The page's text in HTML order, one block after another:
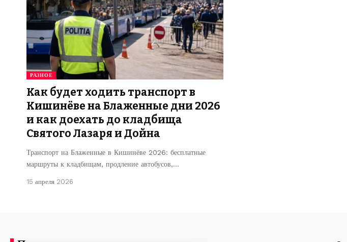
РАЗНОЕ
Как будет ходить транспорт в
Кишинёве на Блаженные дни 2026
и как доехать до кладбища
Святого Лазаря и Дойна
Транспорт на Блаженные в Кишинёве 2026: бесплатные
маршруты к кладбищам, продление автобусов,…
15 апреля 2026